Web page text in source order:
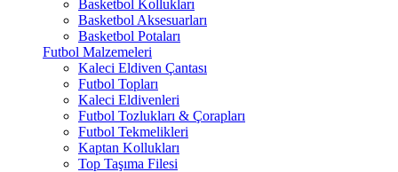
Basketbol Kollukları
Basketbol Aksesuarları
Basketbol Potaları
Futbol Malzemeleri
Kaleci Eldiven Çantası
Futbol Topları
Kaleci Eldivenleri
Futbol Tozlukları & Çorapları
Futbol Tekmelikleri
Kaptan Kollukları
Top Taşıma Filesi